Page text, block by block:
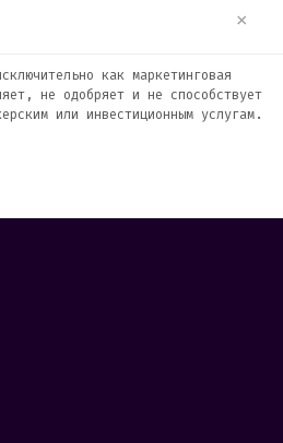
to use our
to our use of cookies.
×
как маркетинговая
не одобряет и не способствует
или инвестиционным услугам.